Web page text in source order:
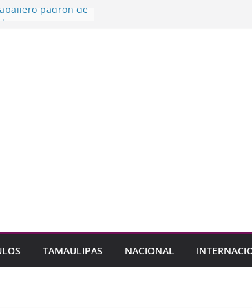
padrón de
Civil NL
por pensionados
que llegue a
TAMAULIPAS NACIONAL